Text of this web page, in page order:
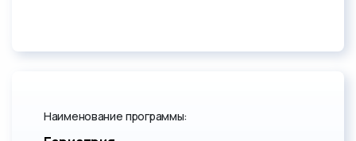
Наименование программы: